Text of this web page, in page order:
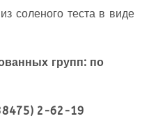
соленого теста в виде
групп: по
2-62-19